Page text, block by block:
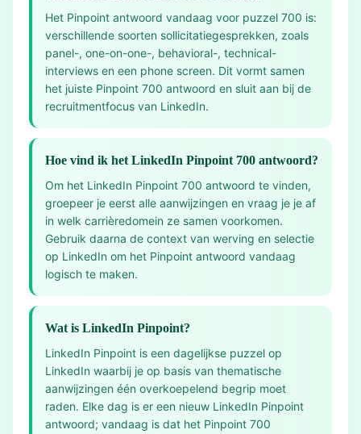
Het Pinpoint antwoord vandaag voor puzzel 700 is:
verschillende soorten sollicitatiegesprekken, zoals
panel-, one-on-one-, behavioral-, technical-
interviews en een phone screen. Dit vormt samen
het juiste Pinpoint 700 antwoord en sluit aan bij de
recruitmentfocus van LinkedIn.
Hoe vind ik het LinkedIn Pinpoint 700 antwoord?
Om het LinkedIn Pinpoint 700 antwoord te vinden,
groepeer je eerst alle aanwijzingen en vraag je je af
in welk carrièredomein ze samen voorkomen.
Gebruik daarna de context van werving en selectie
op LinkedIn om het Pinpoint antwoord vandaag
logisch te maken.
Wat is LinkedIn Pinpoint?
LinkedIn Pinpoint is een dagelijkse puzzel op
LinkedIn waarbij je op basis van thematische
aanwijzingen één overkoepelend begrip moet
raden. Elke dag is er een nieuw LinkedIn Pinpoint
antwoord; vandaag is dat het Pinpoint 700